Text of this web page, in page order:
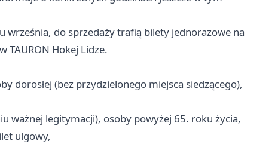
września, do sprzedaży trafią bilety jednorazowe na
TAURON Hokej Lidze.
dorosłej (bez przydzielonego miejsca siedzącego),
ważnej legitymacji), osoby powyżej 65. roku życia,
ulgowy,